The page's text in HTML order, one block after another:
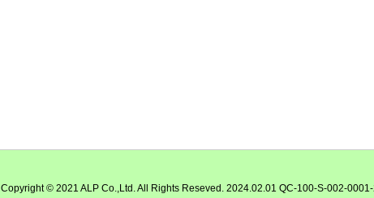
Copyright © 2021 ALP Co.,Ltd. All Rights Reseved. 2024.02.01 QC-100-S-002-